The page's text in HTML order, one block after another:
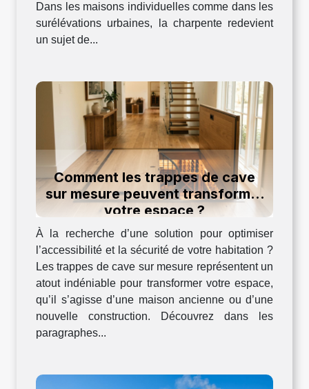
Dans les maisons individuelles comme dans les
surélévations urbaines, la charpente redevient
un sujet de...
Comment les trappes de cave
sur mesure peuvent transformer
votre espace ?
À la recherche d’une solution pour optimiser
l’accessibilité et la sécurité de votre habitation ?
Les trappes de cave sur mesure représentent un
atout indéniable pour transformer votre espace,
qu’il s’agisse d’une maison ancienne ou d’une
nouvelle construction. Découvrez dans les
paragraphes...